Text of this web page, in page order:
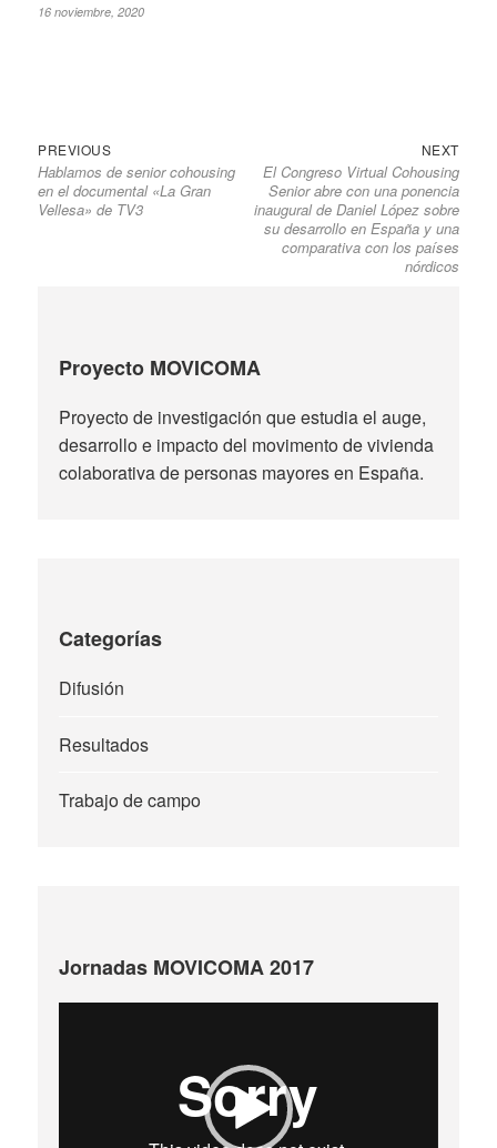
16 noviembre, 2020
Navegación
de
entradas
PREVIOUSPrevious
post:
Hablamos de senior cohousing
en el documental «La Gran
Vellesa» de TV3
NEXTNext
post:
El Congreso Virtual Cohousing
Senior abre con una ponencia
inaugural de Daniel López sobre
su desarrollo en España y una
comparativa con los países
nórdicos
Proyecto MOVICOMA
Proyecto de investigación que estudia el auge,
desarrollo e impacto del movimento de vivienda
colaborativa de personas mayores en España.
Categorías
Difusión
Resultados
Trabajo de campo
Jornadas MOVICOMA 2017